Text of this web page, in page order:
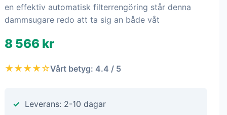
en effektiv automatisk filterrengöring står denna
dammsugare redo att ta sig an både våt
8 566 kr
★★★★☆Vårt betyg: 4.4 / 5
Leverans: 2-10 dagar